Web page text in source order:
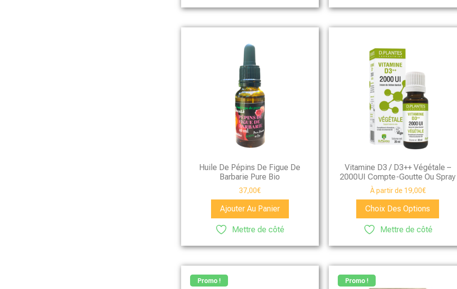
Huile De Pépins De Figue De
Barbarie Pure Bio
37,00€
Ajouter Au Panier
Mettre de côté
Vitamine D3 / D3++ Végétale –
2000UI Compte-Goutte Ou Spray
À partir de 19,00€
Choix Des Options
Mettre de côté
Promo ! Promo !